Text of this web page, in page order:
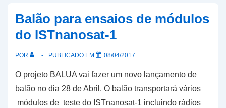
Balão para ensaios de módulos
do ISTnanosat-1
POR PUBLICADO EM 08/04/2017
O projeto BALUA vai fazer um novo lançamento de
balão no dia 28 de Abril. O balão transportará vários
módulos de teste do ISTnanosat-1 incluindo rádios